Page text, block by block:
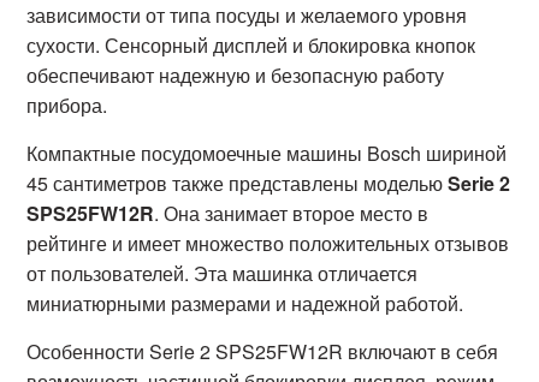
зависимости от типа посуды и желаемого уровня
сухости. Сенсорный дисплей и блокировка кнопок
обеспечивают надежную и безопасную работу
прибора.
Компактные посудомоечные машины Bosch шириной
45 сантиметров также представлены модельюSerie 2
SPS25FW12R. Она занимает второе место в
рейтинге и имеет множество положительных отзывов
от пользователей. Эта машинка отличается
миниатюрными размерами и надежной работой.
Особенности Serie 2 SPS25FW12R включают в себя